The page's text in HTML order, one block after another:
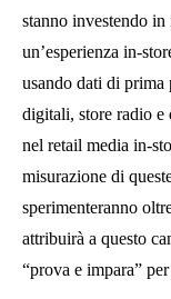
stanno investendo
un’esperienza in-
usando dati di prima
digitali, store radio e
nel retail media in-
misurazione di
sperimenteranno
attribuirà a questo
“prova e impara”